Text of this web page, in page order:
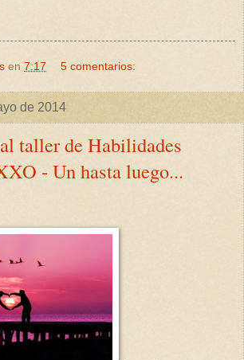
en 7:17 5 comentarios:
de 2014
taller de Habilidades
- Un hasta luego...